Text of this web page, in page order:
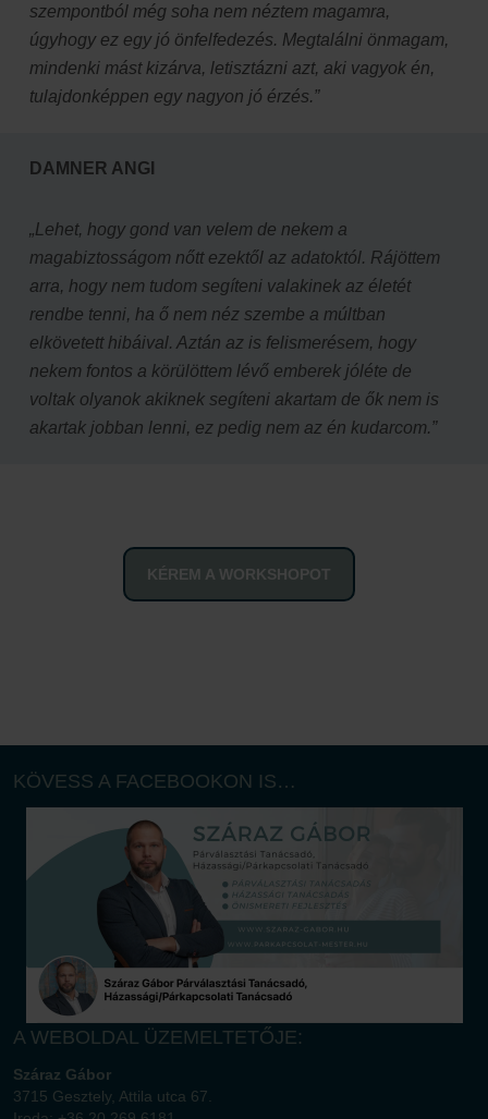
szempontból még soha nem néztem magamra,
úgyhogy ez egy jó önfelfedezés. Megtalálni önmagam,
mindenki mást kizárva, letisztázni azt, aki vagyok én,
tulajdonképpen egy nagyon jó érzés.”
DAMNER ANGI
„Lehet, hogy gond van velem de nekem a
magabiztosságom nőtt ezektől az adatoktól. Rájöttem
arra, hogy nem tudom segíteni valakinek az életét
rendbe tenni, ha ő nem néz szembe a múltban
elkövetett hibáival. Aztán az is felismerésem, hogy
nekem fontos a körülöttem lévő emberek jóléte de
voltak olyanok akiknek segíteni akartam de ők nem is
akartak jobban lenni, ez pedig nem az én kudarcom.”
KÉREM A WORKSHOPOT
KÖVESS A FACEBOOKON IS…
A WEBOLDAL ÜZEMELTETŐJE:
Száraz Gábor
3715 Gesztely, Attila utca 67.